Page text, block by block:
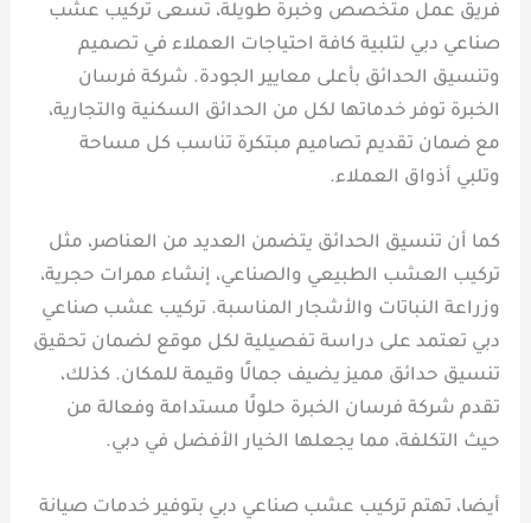
فريق عمل متخصص وخبرة طويلة، تسعى تركيب عشب
صناعي دبي لتلبية كافة احتياجات العملاء في تصميم
وتنسيق الحدائق بأعلى معايير الجودة. شركة فرسان
الخبرة توفر خدماتها لكل من الحدائق السكنية والتجارية،
مع ضمان تقديم تصاميم مبتكرة تناسب كل مساحة
وتلبي أذواق العملاء.
كما أن تنسيق الحدائق يتضمن العديد من العناصر، مثل
تركيب العشب الطبيعي والصناعي، إنشاء ممرات حجرية،
وزراعة النباتات والأشجار المناسبة. تركيب عشب صناعي
دبي تعتمد على دراسة تفصيلية لكل موقع لضمان تحقيق
تنسيق حدائق مميز يضيف جمالًا وقيمة للمكان. كذلك،
تقدم شركة فرسان الخبرة حلولًا مستدامة وفعالة من
حيث التكلفة، مما يجعلها الخيار الأفضل في دبي.
أيضا، تهتم تركيب عشب صناعي دبي بتوفير خدمات صيانة